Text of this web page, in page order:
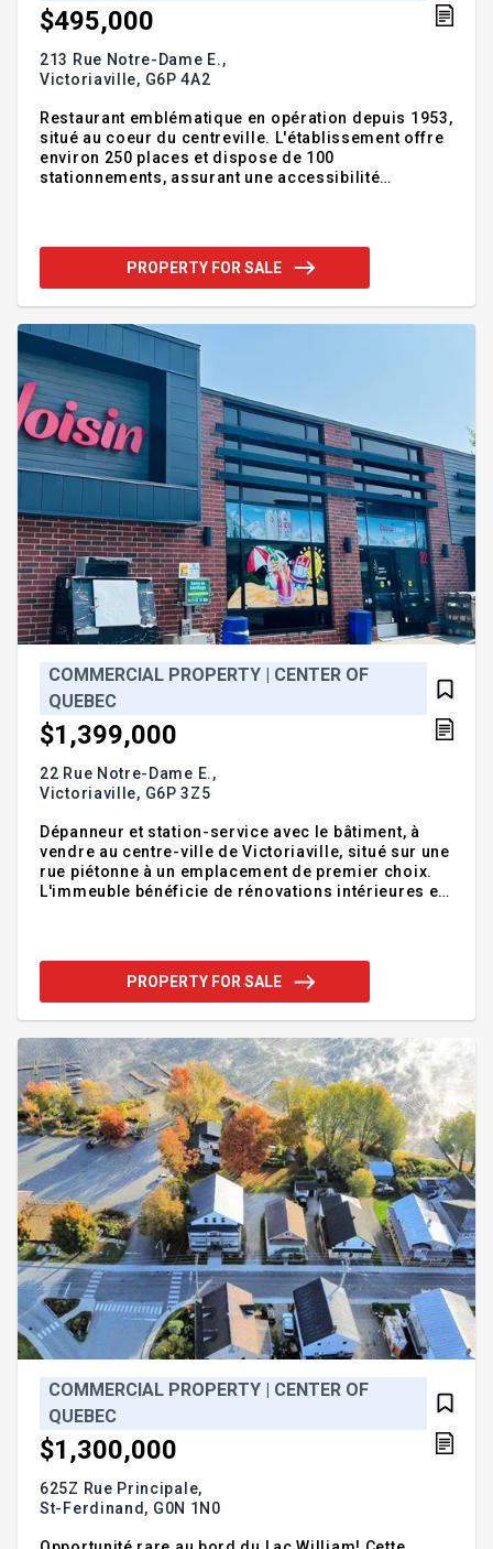
$495,000
213 Rue Notre-Dame E.,
Victoriaville, G6P 4A2
Restaurant emblématique en opération depuis 1953,
situé au coeur du centreville. L'établissement offre
environ 250 places et dispose de 100
stationnements, assurant une accessibilité
aux commandes, les propriétaires prennent une
retraite bien méritée. Une occasion rare d'acquérir
en opération depuis 1953, idéalement situé au
coeur du centreville
PROPERTY FOR SALE
COMMERCIAL PROPERTY | CENTER OF
QUEBEC
$1,399,000
22 Rue Notre-Dame E.,
Victoriaville, G6P 3Z5
Dépanneur et station-service avec le bâtiment, à
vendre au centre-ville de Victoriaville, situé sur une
rue piétonne à un emplacement de premier choix.
L'immeuble bénéficie de rénovations intérieures et
municipale déjà à 846 400 $. Une occasion
d'investissement exceptionnelle. Avec un centre-
Addendum:Incusions:L'achalandage, les
équipements et les biens meubles appart
PROPERTY FOR SALE
COMMERCIAL PROPERTY | CENTER OF
QUEBEC
$1,300,000
625Z Rue Principale,
St-Ferdinand, G0N 1N0